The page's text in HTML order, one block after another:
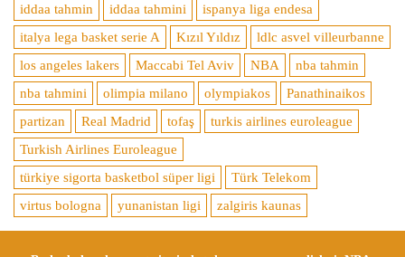
iddaa tahmin
iddaa tahmini
ispanya liga endesa
italya lega basket serie A
Kızıl Yıldız
ldlc asvel villeurbanne
los angeles lakers
Maccabi Tel Aviv NBA
nba tahmin
nba tahmini
olimpia milano olympiakos
Panathinaikos
partizan
Real Madrid tofaş
turkis airlines euroleague
Turkish Airlines Euroleague
türkiye sigorta basketbol süper ligi
Türk Telekom
virtus bologna
yunanistan ligi zalgiris kaunas